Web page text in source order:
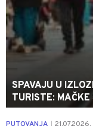
SPAVAJU U
TURISTE: